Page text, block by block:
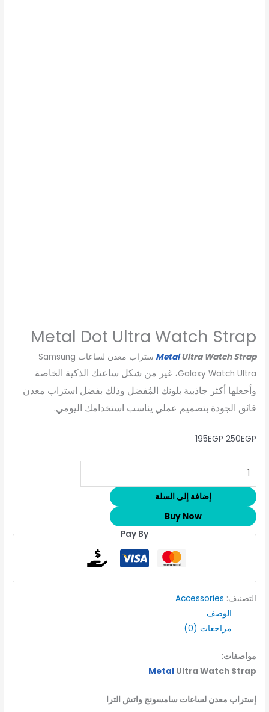
Metal Dot Ultra Watch Strap
MetalUltra Watch Strap
ستراب معدن لساعات Samsung
Galaxy Watch Ultra، غير من شكل ساعتك الذكية الخاصة
وأجعلها أكثر جاذبية بلونك المُفضل وذلك بفضل استراب معدن
فائق الجودة بتصميم عملي يناسب استخدامك اليومي.
250EGP
195EGP
إضافة إلى السلة
Buy Now
Pay By
التصنيف: Accessories
الوصف
مراجعات (0)
مواصفات:
MetalUltra Watch Strap
إستراب معدن لساعات سامسونج واتش الترا